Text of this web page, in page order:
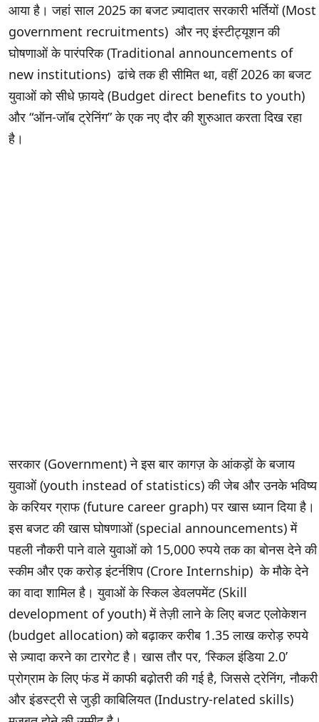
आया है। जहां साल 2025 का बजट ज़्यादातर सरकारी भर्तियों (Most
government recruitments) और नए इंस्टीट्यूशन की
घोषणाओं के पारंपरिक (Traditional announcements of
new institutions) ढांचे तक ही सीमित था, वहीं 2026 का बजट
युवाओं को सीधे फ़ायदे (Budget direct benefits to youth)
और “ऑन-जॉब ट्रेनिंग” के एक नए दौर की शुरुआत करता दिख रहा
है।
सरकार (Government) ने इस बार कागज़ के आंकड़ों के बजाय
युवाओं (youth instead of statistics) की जेब और उनके भविष्य
के करियर ग्राफ (future career graph) पर खास ध्यान दिया है।
इस बजट की खास घोषणाओं (special announcements) में
पहली नौकरी पाने वाले युवाओं को 15,000 रुपये तक का बोनस देने की
स्कीम और एक करोड़ इंटर्नशिप (Crore Internship) के मौके देने
का वादा शामिल है। युवाओं के स्किल डेवलपमेंट (Skill
development of youth) में तेज़ी लाने के लिए बजट एलोकेशन
(budget allocation) को बढ़ाकर करीब 1.35 लाख करोड़ रुपये
से ज़्यादा करने का टारगेट है। खास तौर पर, ‘स्किल इंडिया 2.0’
प्रोग्राम के लिए फंड में काफी बढ़ोतरी की गई है, जिससे ट्रेनिंग, नौकरी
और इंडस्ट्री से जुड़ी काबिलियत (Industry-related skills)